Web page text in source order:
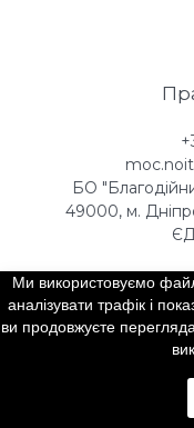
БО
49000, м.
Ми використовуємо
аналізувати трафік і
ви продовжуєте